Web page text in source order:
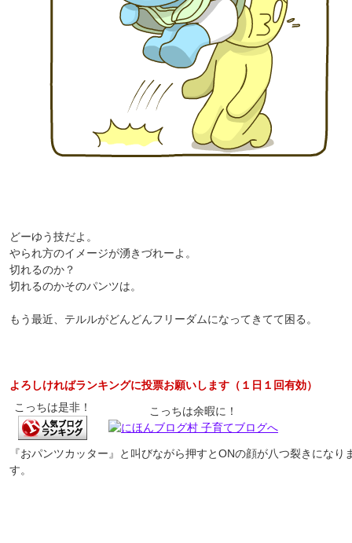
どーゆう技だよ。
やられ方のイメージが湧きづれーよ。
切れるのか？
切れるのかそのパンツは。
もう最近、テルルがどんどんフリーダムになってきてて困る。
よろしければランキングに投票お願いします（１日１回有効）
こっちは是非！
こっちは余暇に！
『おパンツカッター』と叫びながら押すとONの顔が八つ裂きになり
す。